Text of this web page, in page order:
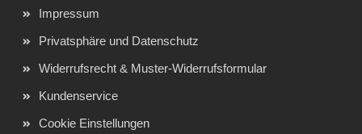
Impressum
Privatsphäre und Datenschutz
Widerrufsrecht & Muster-Widerrufsformular
Kundenservice
Cookie Einstellungen